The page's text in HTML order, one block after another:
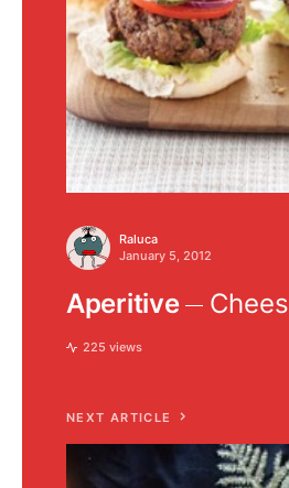
Raluca
January 5, 2012
Aperitive
225 views
NEXT ARTICLE